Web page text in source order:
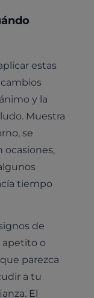
estas
y la
Muestra
se
ocasiones,
tiempo
de
apetito o
parezca
a tu
El